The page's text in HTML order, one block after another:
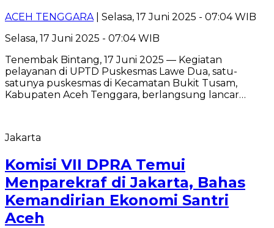
ACEH TENGGARA| Selasa, 17 Juni 2025 - 07:04 WIB
Selasa, 17 Juni 2025 - 07:04 WIB
Tenembak Bintang, 17 Juni 2025 — Kegiatan
pelayanan di UPTD Puskesmas Lawe Dua, satu-
satunya puskesmas di Kecamatan Bukit Tusam,
Kabupaten Aceh Tenggara, berlangsung lancar…
Jakarta
Komisi VII DPRA Temui
Menparekraf di Jakarta, Bahas
Kemandirian Ekonomi Santri
Aceh